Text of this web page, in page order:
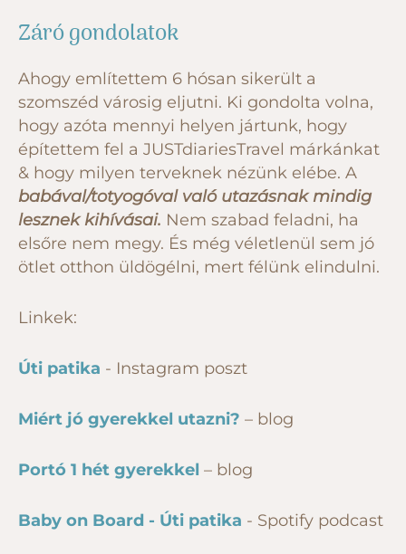
Záró gondolatok
Ahogy említettem 6 hósan sikerült a
szomszéd városig eljutni. Ki gondolta volna,
hogy azóta mennyi helyen jártunk, hogy
építettem fel a JUSTdiariesTravel márkánkat
& hogy milyen terveknek nézünk elébe. A
babával/totyogóval való utazásnak mindig
lesznek kihívásai. Nem szabad feladni, ha
elsőre nem megy. És még véletlenül sem jó
ötlet otthon üldögélni, mert félünk elindulni.
Linkek:
Úti patika - Instagram poszt
Miért jó gyerekkel utazni? – blog
Portó 1 hét gyerekkel – blog
Baby on Board - Úti patika - Spotify podcast